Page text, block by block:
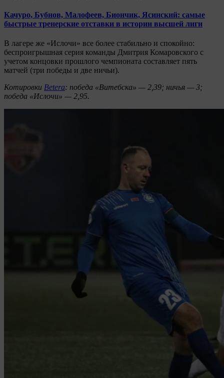
Качуро, Бубнов, Малофеев, Биончик, Ясинский: самые
быстрые тренерские отставки в истории высшей лиги
В лагере же «Ислочи» все более стабильно и спокойно:
беспроигрышная серия команды Дмитрия Комаровского с
учетом концовки прошлого чемпионата составляет пять
матчей (три победы и две ничьи).
Котировки Betera: победа «Витебска» — 2,39; ничья — 3;
победа «Ислочи» — 2,95.